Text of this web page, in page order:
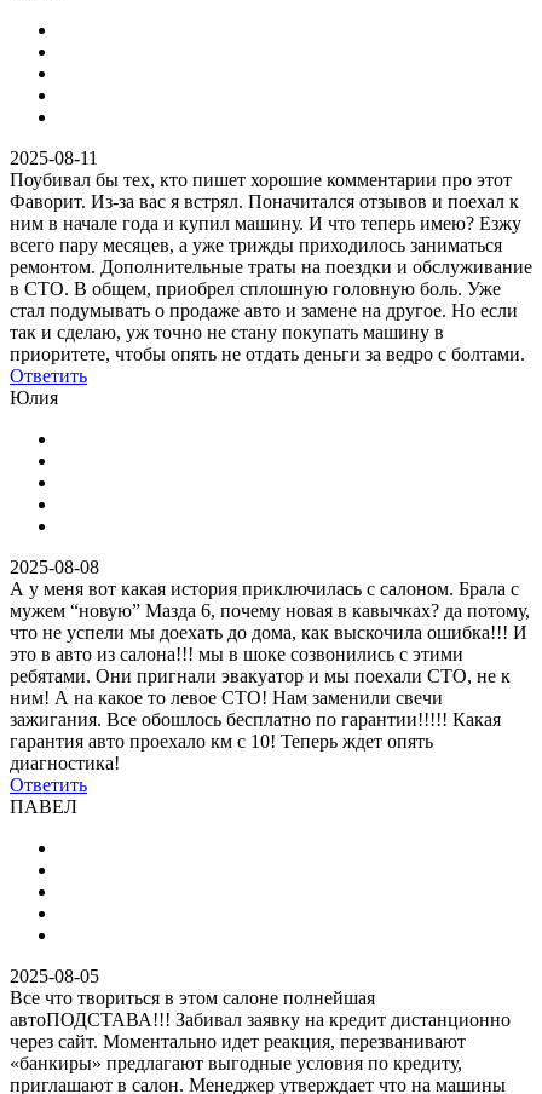
2025-08-11
Поубивал бы тех, кто пишет хорошие комментарии про этот
Фаворит. Из-за вас я встрял. Поначитался отзывов и поехал к
ним в начале года и купил машину. И что теперь имею? Езжу
всего пару месяцев, а уже трижды приходилось заниматься
ремонтом. Дополнительные траты на поездки и обслуживание
в СТО. В общем, приобрел сплошную головную боль. Уже
стал подумывать о продаже авто и замене на другое. Но если
так и сделаю, уж точно не стану покупать машину в
приоритете, чтобы опять не отдать деньги за ведро с болтами.
Ответить
Юлия
2025-08-08
А у меня вот какая история приключилась с салоном. Брала с
мужем “новую” Мазда 6, почему новая в кавычках? да потому,
что не успели мы доехать до дома, как выскочила ошибка!!! И
это в авто из салона!!! мы в шоке созвонились с этими
ребятами. Они пригнали эвакуатор и мы поехали СТО, не к
ним! А на какое то левое СТО! Нам заменили свечи
зажигания. Все обошлось бесплатно по гарантии!!!!! Какая
гарантия авто проехало км с 10! Теперь ждет опять
диагностика!
Ответить
ПАВЕЛ
2025-08-05
Все что твориться в этом салоне полнейшая
автоПОДСТАВА!!! Забивал заявку на кредит дистанционно
через сайт. Моментально идет реакция, перезванивают
«банкиры» предлагают выгодные условия по кредиту,
приглашают в салон. Менеджер утверждает что на машины